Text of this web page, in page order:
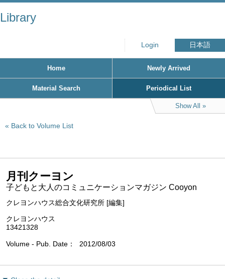
Library
Login 日本語
Home Newly Arrived
Material Search Periodical List
Show All
Back to Volume List
月刊クーヨン
子どもと大人のコミュニケーションマガジン Cooyon
クレヨンハウス総合文化研究所 [編集]
クレヨンハウス
13421328
Volume - Pub. Date 2012/08/03